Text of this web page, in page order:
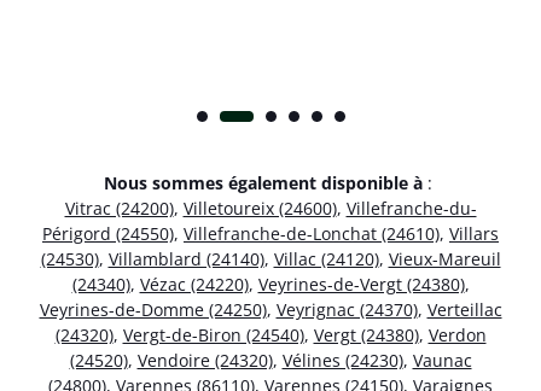
Nous sommes également disponible à :
Vitrac (24200), Villetoureix (24600), Villefranche-du-
Périgord (24550), Villefranche-de-Lonchat (24610), Villars
(24530), Villamblard (24140), Villac (24120), Vieux-Mareuil
(24340), Vézac (24220), Veyrines-de-Vergt (24380),
Veyrines-de-Domme (24250), Veyrignac (24370), Verteillac
(24320), Vergt-de-Biron (24540), Vergt (24380), Verdon
(24520), Vendoire (24320), Vélines (24230), Vaunac
(24800), Varennes (86110), Varennes (24150), Varaignes